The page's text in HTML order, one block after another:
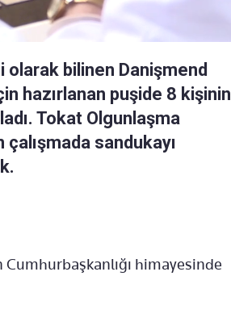
olarak bilinen Danişmend
hazırlanan puşide 8 kişinin
Tokat Olgunlaşma
sandukayı
himayesinde